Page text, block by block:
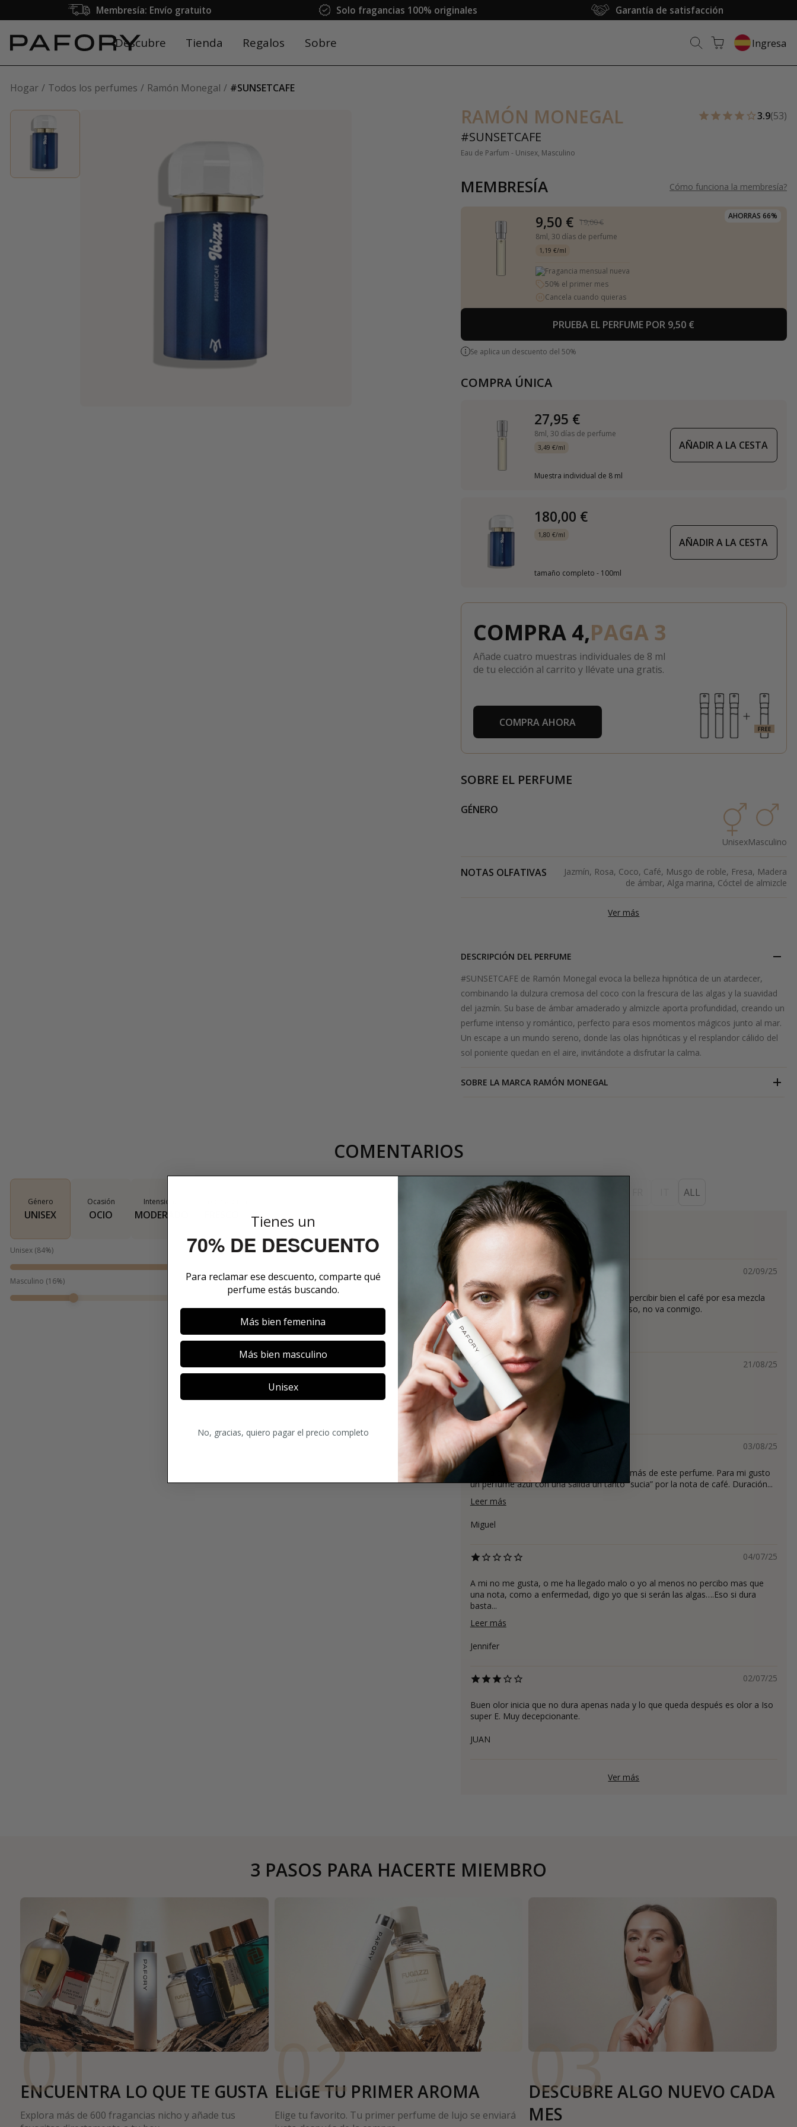
Membresía: Envío gratuito Solo fragancias 100% originales Garantía de satisfacción
Descubre Tienda Regalos Sobre Ingresa
Hogar Todos los perfumes Ramón Monegal #SUNSETCAFE
RAMÓN MONEGAL
#SUNSETCAFE
Eau de Parfum - Unisex, Masculino
3.9(53)
MEMBRESÍA Cómo funciona la membresía?
AHORRAS 66%
9,50 €
19,00 €
8ml, 30 días de perfume
1,19 €/ml
Fragancia mensual nueva
50% el primer mes
Cancela cuando quieras
PRUEBA EL PERFUME POR 9,50 €
Se aplica un descuento del 50%
COMPRA ÚNICA
27,95 €
8ml, 30 días de perfume
3,49 €/ml
Muestra individual de 8 ml
AÑADIR A LA CESTA
180,00 €
1,80 €/ml
tamaño completo - 100ml
AÑADIR A LA CESTA
COMPRA 4,PAGA 3
Añade cuatro muestras individuales de 8 ml
de tu elección al carrito y llévate una gratis.
COMPRA AHORA
SOBRE EL PERFUME
GÉNERO
UnisexMasculino
NOTAS OLFATIVAS
Jazmín, Rosa, Coco, Café, Musgo de roble, Fresa, Madera
de ámbar, Alga marina, Cóctel de almizcle
Ver más
DESCRIPCIÓN DEL PERFUME
#SUNSETCAFE de Ramón Monegal evoca la belleza hipnótica de un atardecer,
combinando la dulzura cremosa del coco con la frescura de las algas y la suavidad
del jazmín. Su base de ámbar amaderado y almizcle aporta profundidad, creando un
perfume intenso y romántico, perfecto para esos momentos mágicos junto al mar.
Un escape a un mundo sereno, donde las olas hipnóticas y el resplandor cálido del
sol poniente quedan en el aire, invitándote a disfrutar la calma.
SOBRE LA MARCA RAMÓN MONEGAL
COMENTARIOS
Género
UNISEX
Ocasión
OCIO
Intensidad
MODERADO
Unisex (84%)
Masculino (16%)
ES ALL
3.9
02/09/25
Demasiado hostigante y fuerte, no logro percibir bien el café por esa mezcla
terrosa y ahumada tan fuerte, muy polvoso, no va conmigo.
Ramon Eugenio
21/08/25
Espectacular perfume
JOSE VICENTE
03/08/25
Me ha decepcionado un poco , esperaba más de este perfume. Para mi gusto
un perfume azul con una salida un tanto “sucia” por la nota de café. Duración...
Leer más
Miguel
04/07/25
A mi no me gusta, o me ha llegado malo o yo al menos no percibo mas que
una nota, como a enfermedad, digo yo que si serán las algas….Eso si dura
basta...
Leer más
Jennifer
02/07/25
Buen olor inicia que no dura apenas nada y lo que queda después es olor a Iso
super E. Muy decepcionante.
JUAN
Ver más
3 PASOS PARA HACERTE MIEMBRO
01
ENCUENTRA LO QUE TE GUSTA
Explora más de 600 fragancias nicho y añade tus
02
ELIGE TU PRIMER AROMA
Elige tu favorito. Tu primer perfume de lujo se enviará
03
DESCUBRE ALGO NUEVO CADA
MES
Tienes un
70% DE DESCUENTO
Para reclamar ese descuento, comparte qué
perfume estás buscando.
Más bien femenina
Más bien masculino
Unisex
No, gracias, quiero pagar el precio completo